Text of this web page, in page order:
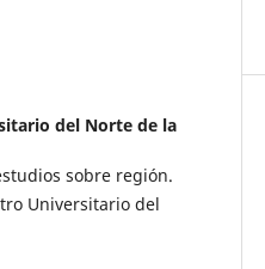
del Norte de la
sobre región.
Universitario del